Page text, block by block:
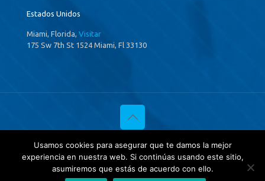
Estados Unidos
Miami, Florida, Visitar
175 Sw 7th St 1524 Miami, Fl 33130
© 2020 Investigaciones Estratégicas & Asociados. All Rights
Reserved
Política de privacidad
yTratamientos de datos.
Usamos cookies para asegurar que te damos la mejor
experiencia en nuestra web. Si continúas usando este sitio,
asumiremos que estás de acuerdo con ello.